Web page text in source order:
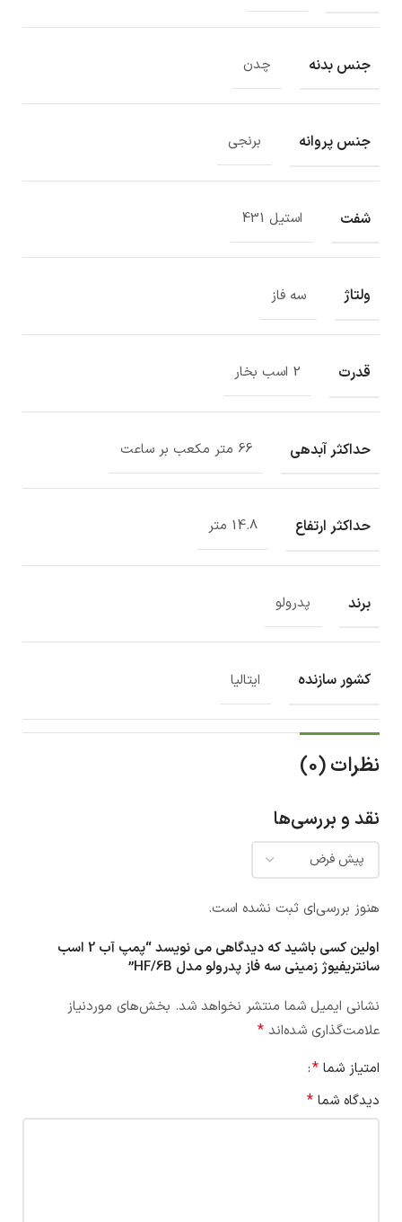
جنس بدنه چدن
جنس پروانه برنجی
شفت استیل 431
ولتاژ سه فاز
قدرت 2 اسب بخار
حداکثر آبدهی 66 متر مکعب بر ساعت
حداکثر ارتفاع 14.8 متر
برند پدرولو
کشور سازنده ایتالیا
نظرات (0)
نقد و بررسی‌ها
هنوز بررسی‌ای ثبت نشده است.
اولین کسی باشید که دیدگاهی می نویسد “پمپ آب 2 اسب
سانتریفیوژ زمینی سه فاز پدرولو مدل HF/6B”
نشانی ایمیل شما منتشر نخواهد شد. بخش‌های موردنیاز
علامت‌گذاری شده‌اند *
امتیاز شما *
دیدگاه شما *